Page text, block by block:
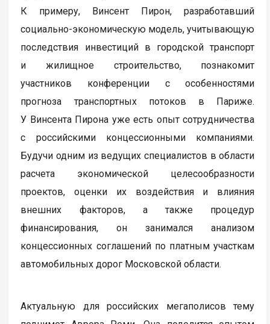
К примеру, Винсент Пирон, разработавший
социально-экономическую модель, учитывающую
последствия инвестиций в городской транспорт
и жилищное строительство, познакомит
участников конференции с особенностями
прогноза транспортных потоков в Париже.
У Винсента Пирона уже есть опыт сотрудничества
с российскими концессионными компаниями.
Будучи одним из ведущих специалистов в области
расчета экономической целесообразности
проектов, оценки их воздействия и влияния
внешних факторов, а также процедур
финансирования, он занимался анализом
концессионных соглашений по платным участкам
автомобильных дорог Московской области.
Актуальную для российских мегаполисов тему